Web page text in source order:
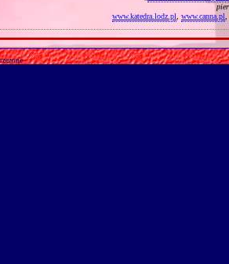
www.katedra.lodz.pl
www.canna.pl